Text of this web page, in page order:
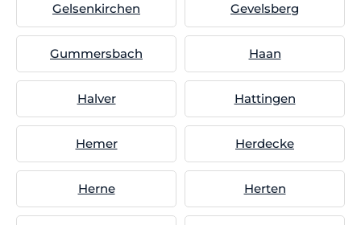
Gelsenkirchen Gevelsberg
Gummersbach Haan
Halver Hattingen
Hemer Herdecke
Herne Herten